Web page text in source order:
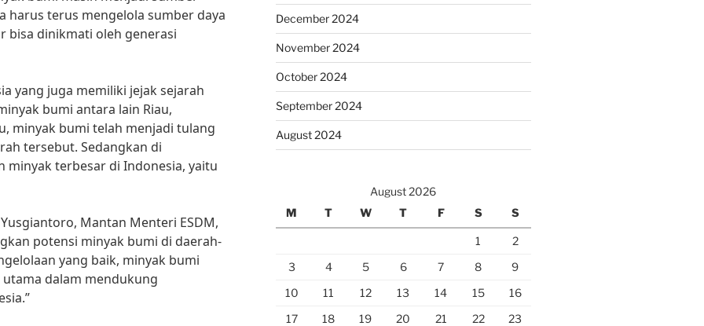
harus terus mengelola sumber daya
bisa dinikmati oleh generasi
yang juga memiliki jejak sejarah
bumi antara lain Riau,
minyak bumi telah menjadi tulang
tersebut. Sedangkan di
minyak terbesar di Indonesia, yaitu
Mantan Menteri ESDM,
potensi minyak bumi di daerah-
yang baik, minyak bumi
dalam mendukung
December 2024
November 2024
October 2024
September 2024
August 2024
August 2026
M
T W T F S S
1
2
3
4 5 6 7 8
9
10
11 12 13 14 15
16
17
18 19 20 21 22
23